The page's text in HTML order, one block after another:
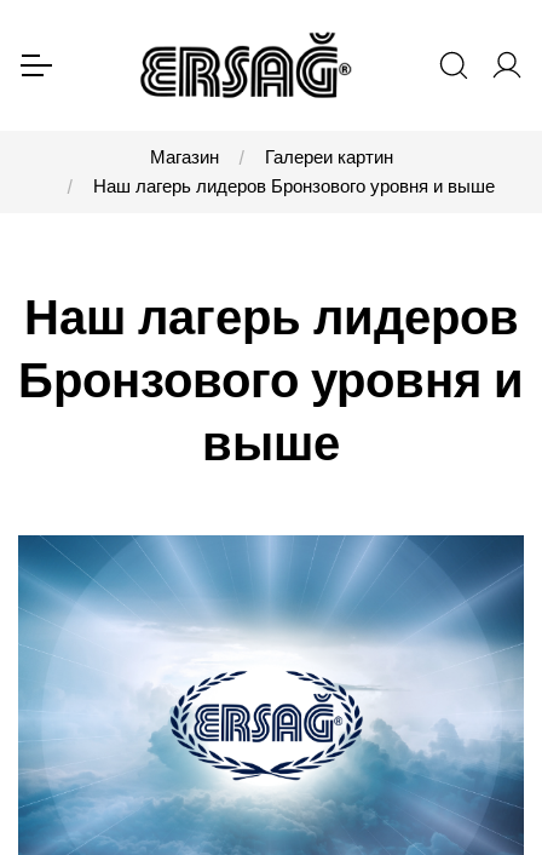
Магазин
Галереи картин
Наш лагерь лидеров Бронзового уровня и выше
Наш лагерь лидеров
Бронзового уровня и
выше